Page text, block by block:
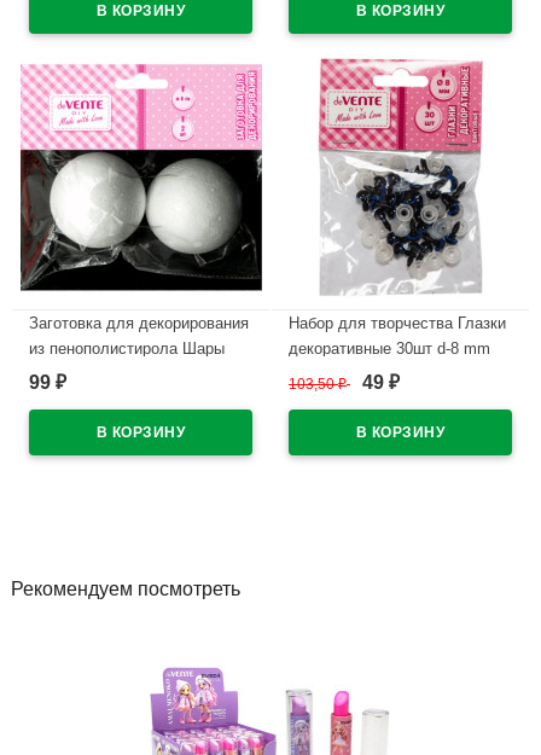
Заготовка для декорирования
из пенополистирола Шары
2шт d-80мм deVENTE
99 ₽
Набор для творчества Глазки
декоративные 30шт d-8 mm
круглые винтовые с
голубые арт.8001318
103,50₽ 49 ₽
Рекомендуем посмотреть